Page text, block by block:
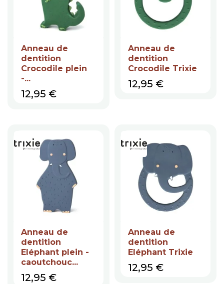
Anneau de
dentition
Crocodile plein
-...
Prix
12,95 €
Anneau de
dentition
Crocodile Trixie
Prix
12,95 €
Anneau de
dentition
Eléphant plein -
caoutchouc...
Prix
12,95 €
Anneau de
dentition
Eléphant Trixie
Prix
12,95 €